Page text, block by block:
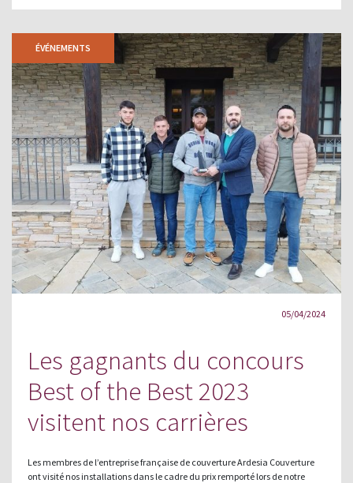
ÉVÉNEMENTS
05/04/2024
Les gagnants du concours
Best of the Best 2023
visitent nos carrières
Les membres de l’entreprise française de couverture Ardesia Couverture
ont visité nos installations dans le cadre du prix remporté lors de notre